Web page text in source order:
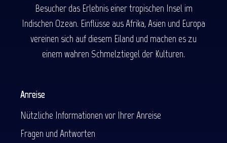
Besucher das Erlebnis einer tropischen Insel im
Indischen Ozean. Einflüsse aus Afrika, Asien und Europa
vereinen sich auf diesem Eiland und machen es zu
einem wahren Schmelztiegel der Kulturen.
Anreise
Nützliche Informationen vor Ihrer Anreise
Fragen und Antworten